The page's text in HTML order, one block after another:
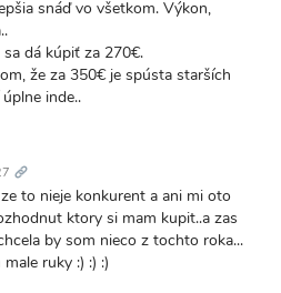
snáď vo všetkom. Výkon,
dá kúpiť za 270€.
že za 350€ je spústa starších
inde..
odkaz
to nieje konkurent a ani mi oto
ktory si mam kupit..a zas
by som nieco z tochto roka...
ruky :) :) :)